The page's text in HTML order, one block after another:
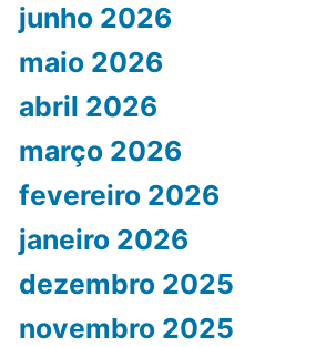
junho 2026
maio 2026
abril 2026
março 2026
fevereiro 2026
janeiro 2026
dezembro 2025
novembro 2025